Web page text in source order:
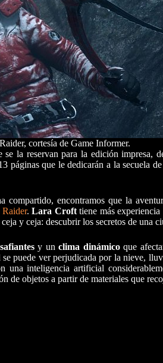
cortesía de Game Informer.
la reservan para la edición impresa,
que le dedicarán a la secuela
compartido, encontramos que la
.Lara Crofttiene más experiencia
y ceja: descubrir los secretos de una
y unclima dinámicoque
puede ver perjudicada por la nieve,
inteligencia artificial
de objetos a partir de materiales que